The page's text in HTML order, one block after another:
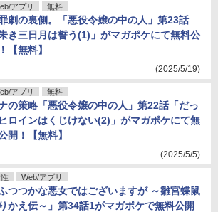
アプリ 無料
劇の裏側。「悪役令嬢の中の人」第23話
朱き三日月は誓う(1)」がマガポケにて無料公
【無料】
(2025/5/19)
アプリ 無料
の策略「悪役令嬢の中の人」第22話「だっ
ロインはくじけない(2)」がマガポケにて無
開！【無料】
(2025/5/5)
Web/アプリ
ふつつかな悪女ではございますが ～雛宮蝶鼠
かえ伝～」第34話1がマガポケで無料公開